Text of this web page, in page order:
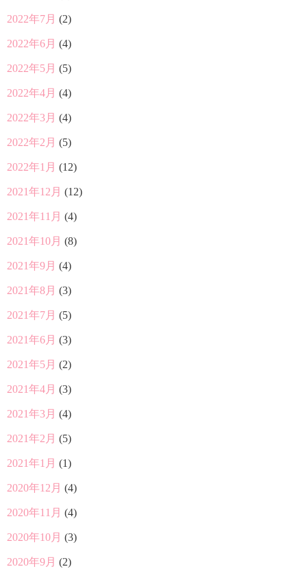
2022年7月 (2)
2022年6月 (4)
2022年5月 (5)
2022年4月 (4)
2022年3月 (4)
2022年2月 (5)
2022年1月 (12)
2021年12月 (12)
2021年11月 (4)
2021年10月 (8)
2021年9月 (4)
2021年8月 (3)
2021年7月 (5)
2021年6月 (3)
2021年5月 (2)
2021年4月 (3)
2021年3月 (4)
2021年2月 (5)
2021年1月 (1)
2020年12月 (4)
2020年11月 (4)
2020年10月 (3)
2020年9月 (2)